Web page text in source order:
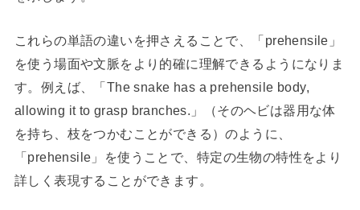
これらの単語の違いを押さえることで、「prehensile」
を使う場面や文脈をより的確に理解できるようになりま
す。例えば、「The snake has a prehensile body,
allowing it to grasp branches.」（そのヘビは器用な体
を持ち、枝をつかむことができる）のように、
「prehensile」を使うことで、特定の生物の特性をより
詳しく表現することができます。